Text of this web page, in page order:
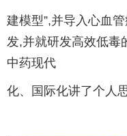
建模型”,并导入心血
发,并就研发高效低毒
中药现代
化、国际化讲了个人思